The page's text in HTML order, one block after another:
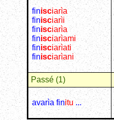
finisciarìa
finisciarìi
finisciarìa
finisciarìami
finisciarìati
finisciarìani
Passé (1)
avarìa finitu...